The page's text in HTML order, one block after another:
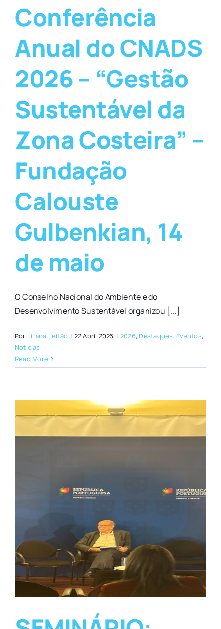
Conferência
Anual do CNADS
2026 – “Gestão
Sustentável da
Zona Costeira” –
Fundação
Calouste
Gulbenkian, 14
de maio
O Conselho Nacional do Ambiente e do
Desenvolvimento Sustentável organizou [...]
Por Liliana Leitão | 22 Abril 2026 | 2026, Destaques, Eventos,
Noticias
Read More